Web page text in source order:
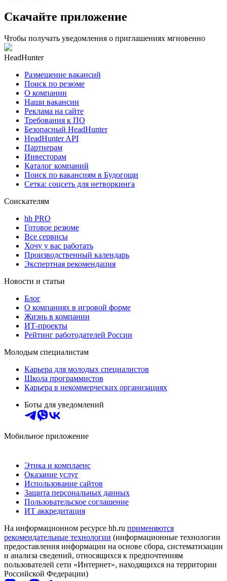
Скачайте приложение
Чтобы получать уведомления о приглашениях мгновенно
HeadHunter
Размещение вакансий
Поиск по резюме
О компании
Наши вакансии
Реклама на сайте
Требования к ПО
Безопасный HeadHunter
HeadHunter API
Партнерам
Инвесторам
Каталог компаний
Поиск по вакансиям в Будогощи
Сетка: соцсеть для нетворкинга
Соискателям
hh PRO
Готовое резюме
Все сервисы
Хочу у вас работать
Производственный календарь
Экспертная рекомендация
Новости и статьи
Блог
О компаниях в игровой форме
Жизнь в компании
ИТ-проекты
Рейтинг работодателей России
Молодым специалистам
Карьера для молодых специалистов
Школа программистов
Карьера в некоммерческих организациях
Боты для уведомлений
Мобильное приложение
Этика и комплаенс
Оказание услуг
Использование сайтов
Защита персональных данных
Пользовательское соглашение
ИТ аккредитация
На информационном ресурсе hh.ru применяются
рекомендательные технологии (информационные технологии
предоставления информации на основе сбора, систематизации
и анализа сведений, относящихся к предпочтениям
пользователей сети «Интернет», находящихся на территории
Российской Федерации)